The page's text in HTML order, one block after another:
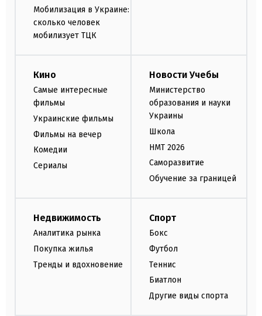
Мобилизация в Украине:
сколько человек
мобилизует ТЦК
Кино
Самые интересные
фильмы
Украинские фильмы
Фильмы на вечер
Комедии
Сериалы
Новости Учебы
Министерство
образования и науки
Украины
Школа
НМТ 2026
Саморазвитие
Обучение за границей
Недвижимость
Аналитика рынка
Покупка жилья
Тренды и вдохновение
Спорт
Бокс
Футбол
Теннис
Биатлон
Другие виды спорта